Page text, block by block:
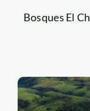
Bosques El